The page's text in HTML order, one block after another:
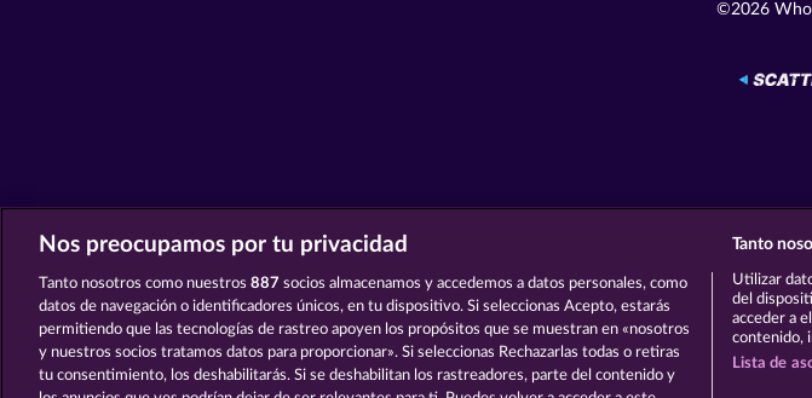
©2026
Nos preocupamos por tu privacidad
Tanto nosotros como nuestros 887 socios almacenamos y accedemos a datos personales, como
datos de navegación o identificadores únicos, en tu dispositivo. Si seleccionas Acepto, estarás
permitiendo que las tecnologías de rastreo apoyen los propósitos que se muestran en «nosotros
y nuestros socios tratamos datos para proporcionar». Si seleccionas Rechazarlas todas o retiras
tu consentimiento, los deshabilitarás. Si se deshabilitan los rastreadores, parte del contenido y
Tanto
Utilizar
del
acceder a
contenido,
Lista de